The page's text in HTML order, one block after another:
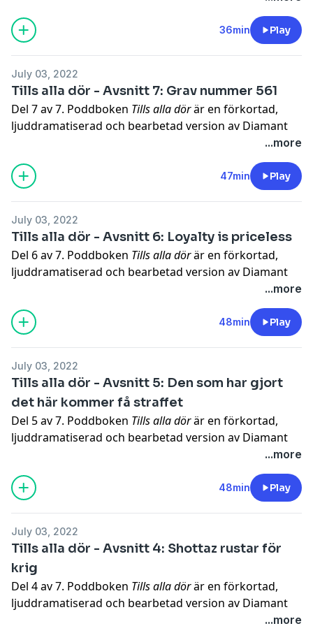
Hela säsongen av
kostar 49 kr och för
att köpa den klickar du på den här länken
instruktionerna. Lyssnar du på Spotify trycker du på
det lilla hänglåset och följer instruktionerna.
Hosted on Acast. Seeacast.com/privacy for more
information.
36min Play
July 03, 2022
Tills alla dör - Avsnitt 7: Grav nummer 561
Del 7 av 7. Poddboken Tills alla dörär en förkortad,
ljuddramatiserad och bearbetad version av Diamant
Producent och uppläsare: Johan Dahlberg
Hosted on Acast. See
for more
...more
47min Play
July 03, 2022
Tills alla dör - Avsnitt 6: Loyalty is priceless
Del 6 av 7. Poddboken Tills alla dörär en förkortad,
ljuddramatiserad och bearbetad version av Diamant
Producent och uppläsare: Johan Dahlberg
Hosted on Acast. See
for more
...more
48min Play
July 03, 2022
Tills alla dör - Avsnitt 5: Den som har gjort
det här kommer få straffet
Del 5 av 7. Poddboken Tills alla dörär en förkortad,
ljuddramatiserad och bearbetad version av Diamant
Producent och uppläsare: Johan Dahlberg
Hosted on Acast. See
for more
...more
48min Play
July 03, 2022
Tills alla dör - Avsnitt 4: Shottaz rustar för
krig
Del 4 av 7. Poddboken Tills alla dörär en förkortad,
ljuddramatiserad och bearbetad version av Diamant
...more